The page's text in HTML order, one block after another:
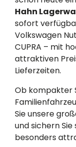
Hahn
sofort
Volkswagen
CUPRA – mit
attraktiven
Lieferzeiten.
Ob kompakter
Sie unsere
und sichern
besonders